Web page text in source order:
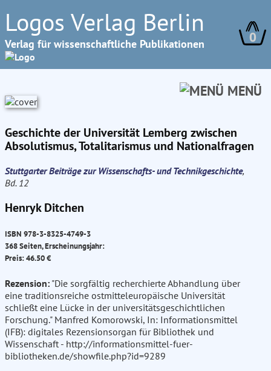
Logos Verlag Berlin
Verlag für wissenschaftliche Publikationen 0
MENÜ
Geschichte der Universität Lemberg zwischen
Absolutismus, Totalitarismus und Nationalfragen
Stuttgarter Beiträge zur Wissenschafts- und Technikgeschichte,
Bd. 12
Henryk Ditchen
ISBN 978-3-8325-4749-3
368 Seiten, Erscheinungsjahr:
Preis: 46.50 €
Rezension: "Die sorgfältig recherchierte Abhandlung über
eine traditionsreiche ostmitteleuropäische Universität
schließt eine Lücke in der universitätsgeschichtlichen
Forschung." Manfred Komorowski, In: Informationsmittel
(IFB): digitales Rezensionsorgan für Bibliothek und
Wissenschaft - http://informationsmittel-fuer-
bibliotheken.de/showfile.php?id=9289